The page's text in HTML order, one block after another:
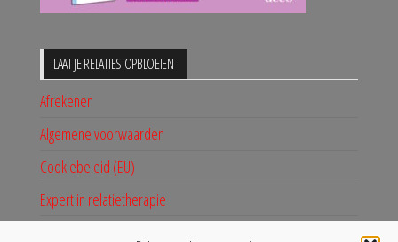
LAAT JE RELATIES OPBLOEIEN
Afrekenen
Algemene voorwaarden
Cookiebeleid (EU)
Expert in relatietherapie